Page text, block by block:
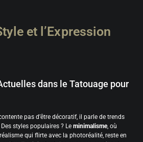
et l’Expression
dans le Tatouage pour
pas d’être décoratif, il parle de trends
styles populaires ? Le minimalisme, où
qui flirte avec la photoréalité, reste en